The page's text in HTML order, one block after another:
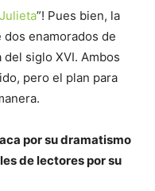
”! Pues bien, la
enamorados de
siglo XVI. Ambos
pero el plan para
por su dramatismo
de lectores por su